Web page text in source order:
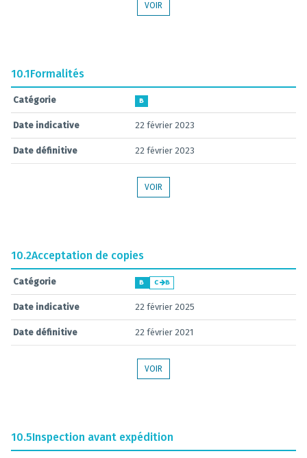
VOIR
10.1Formalités
Catégorie B
Date indicative 22 février 2023
Date définitive 22 février 2023
VOIR
10.2Acceptation de copies
Catégorie B C B
Date indicative 22 février 2025
Date définitive 22 février 2021
VOIR
10.5Inspection avant expédition